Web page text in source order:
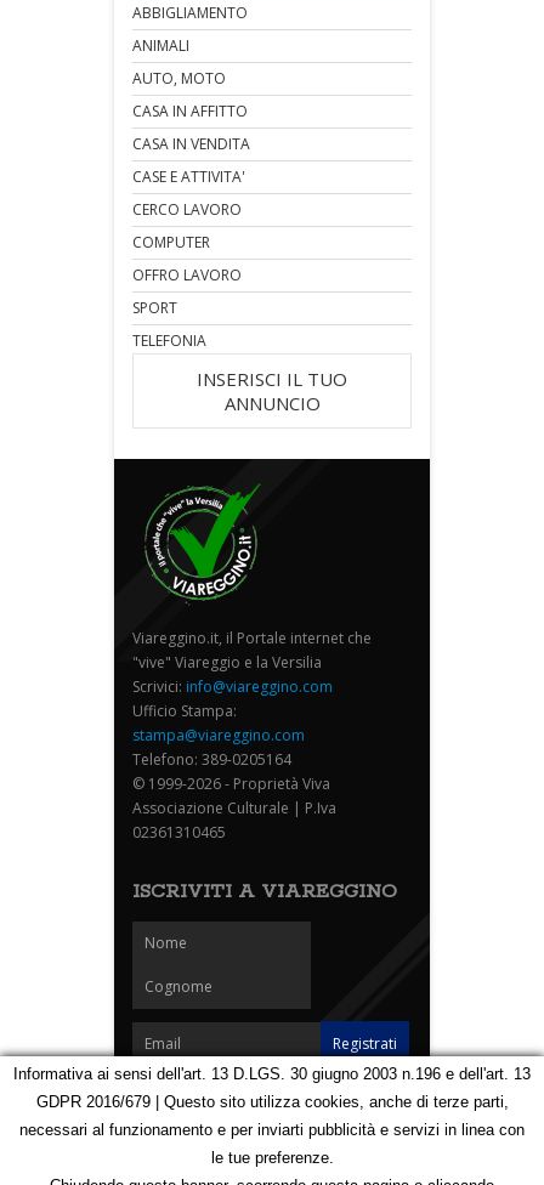
ABBIGLIAMENTO
ANIMALI
AUTO, MOTO
CASA IN AFFITTO
CASA IN VENDITA
CASE E ATTIVITA'
CERCO LAVORO
COMPUTER
OFFRO LAVORO
SPORT
TELEFONIA
INSERISCI IL TUO
ANNUNCIO
Viareggino.it, il Portale internet che
"vive" Viareggio e la Versilia
Scrivici: info@viareggino.com
Ufficio Stampa:
stampa@viareggino.com
Telefono: 389-0205164
© 1999-2026 - Proprietà Viva
Associazione Culturale | P.Iva
02361310465
ISCRIVITI A VIAREGGINO
Homepage Notizie Speciali Eventi
Foto Carnevale
Mappa
Informativa ai sensi dell'art. 13 D.LGS. 30 giugno 2003 n.196 e dell'art. 13
GDPR 2016/679 | Questo sito utilizza cookies, anche di terze parti,
necessari al funzionamento e per inviarti pubblicità e servizi in linea con
le tue preferenze.